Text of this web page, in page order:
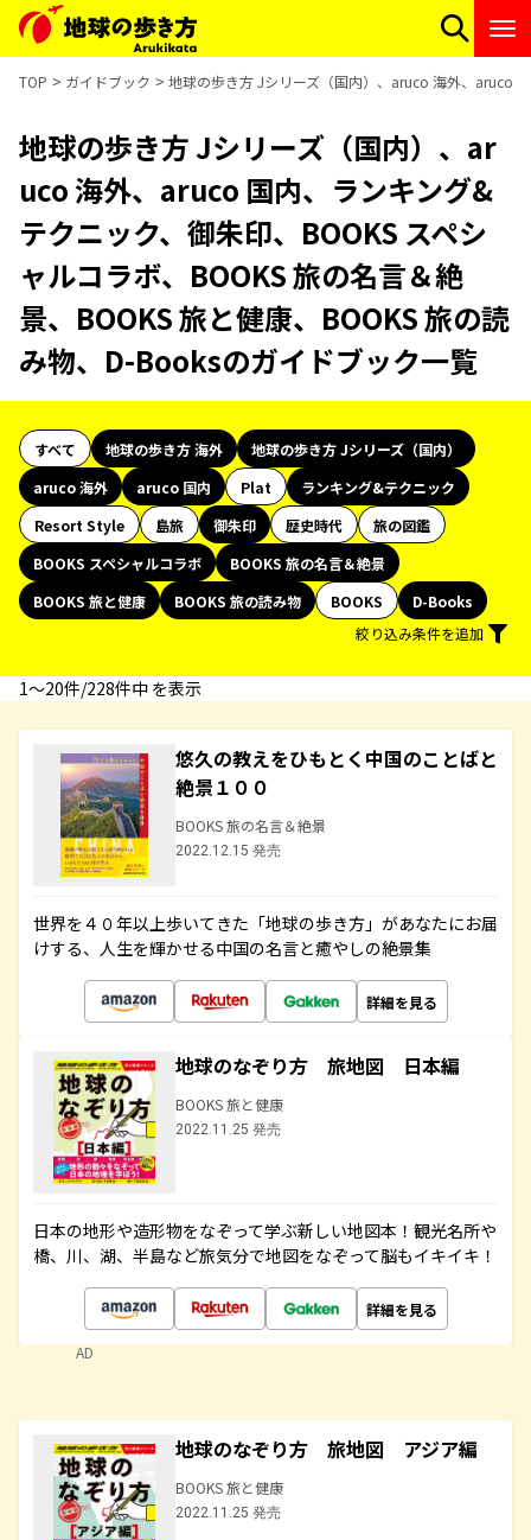
TOP ガイドブック 地球の歩き方 Jシリーズ（国内）、aruco 海外、aruco
地球の歩き方 Jシリーズ（国内）、ar
uco 海外、aruco 国内、ランキング&
テクニック、御朱印、BOOKS スペシ
ャルコラボ、BOOKS 旅の名言＆絶
景、BOOKS 旅と健康、BOOKS 旅の読
み物、D-Booksのガイドブック一覧
すべて 地球の歩き方 海外
地球の歩き方 Jシリーズ（国内）
aruco 海外
aruco 国内 Plat
ランキング&テクニック
Resort Style
島旅 御朱印 歴史時代
旅の図鑑
BOOKS スペシャルコラボ
BOOKS 旅の名言＆絶景
BOOKS 旅と健康
BOOKS 旅の読み物 BOOKS
D-Books
絞り込み条件を追加
1〜20件/228件中 を表示
悠久の教えをひもとく中国のことばと
絶景１００
BOOKS 旅の名言＆絶景
2022.12.15 発売
世界を４０年以上歩いてきた「地球の歩き方」があなたにお届
けする、人生を輝かせる中国の名言と癒やしの絶景集
詳細を見る
地球のなぞり方 旅地図 日本編
BOOKS 旅と健康
2022.11.25 発売
日本の地形や造形物をなぞって学ぶ新しい地図本！観光名所や
橋、川、湖、半島など旅気分で地図をなぞって脳もイキイキ！
詳細を見る
AD
地球のなぞり方 旅地図 アジア編
BOOKS 旅と健康
2022.11.25 発売